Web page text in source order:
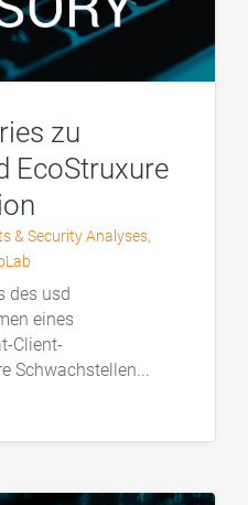
zu
EcoStruxure
& Security Analyses,
des usd
eines
Client-
Schwachstellen...